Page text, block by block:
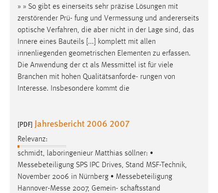
» » So gibt es einerseits sehr präzise Lösungen mit
zerstörender Prü- fung und Vermessung und andererseits
optische Verfahren, die aber nicht in der Lage sind, das
Innere eines Bauteils [...] komplett mit allen
innenliegenden geometrischen Elementen zu erfassen.
Die Anwendung der ct als Messmittel ist für viele
Branchen mit hohen Qualitätsanforde- rungen von
Interesse. Insbesondere kommt die
[PDF] Jahresbericht 2006 2007
Relevanz:
schmidt, laboringenieur Matthias söllner: •
Messebeteiligung SPS IPC Drives, Stand MSF-Technik,
November 2006 in Nürnberg • Messebeteiligung
Hannover-Messe 2007, Gemein- schaftsstand